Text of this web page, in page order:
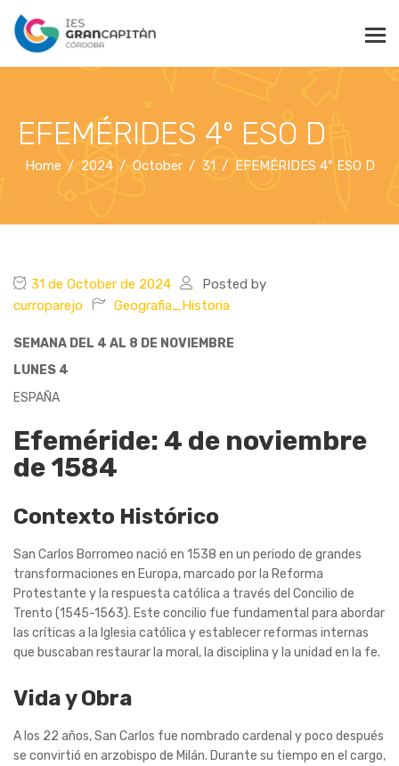
EFEMÉRIDES 4º ESO D
Home 2024 October 31 EFEMÉRIDES 4º ESO D
31 de October de 2024
Posted by
curroparejo
Geografia_Historia
SEMANA DEL 4 AL 8 DE NOVIEMBRE
LUNES 4
ESPAÑA
Efeméride: 4 de noviembre
de 1584
Contexto Histórico
San Carlos Borromeo nació en 1538 en un periodo de grandes
transformaciones en Europa, marcado por la Reforma
Protestante y la respuesta católica a través del Concilio de
Trento (1545-1563). Este concilio fue fundamental para abordar
las críticas a la Iglesia católica y establecer reformas internas
que buscaban restaurar la moral, la disciplina y la unidad en la fe.
Vida y Obra
A los 22 años, San Carlos fue nombrado cardenal y poco después
se convirtió en arzobispo de Milán. Durante su tiempo en el cargo,